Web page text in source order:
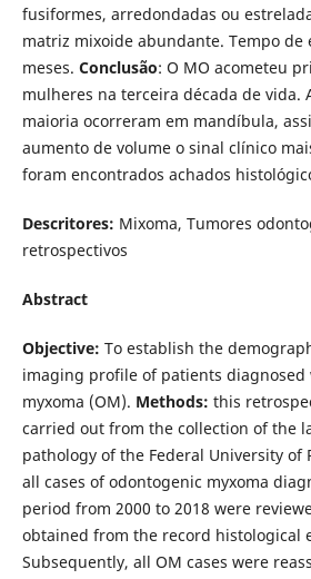
fusiformes, arredondadas ou
matriz mixoide abundante. Tempo de
meses. Conclusão: O MO acometeu
mulheres na terceira década de vida.
maioria ocorreram em mandí­bula,
aumento de volume o sinal clí­nico
foram encontrados achados
Descritores: Mixoma, Tumores
retrospectivos
Abstract
Objective: To establish the
imaging profile of patients diagnosed
myxoma (OM). Methods: this
carried out from the collection of the
pathology of the Federal University of
all cases of odontogenic myxoma
period from 2000 to 2018 were
obtained from the record histological
Subsequently, all OM cases were